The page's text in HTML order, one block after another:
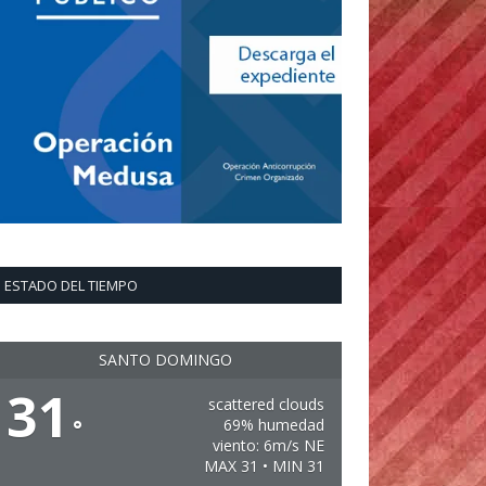
ESTADO DEL TIEMPO
SANTO DOMINGO
31 °
scattered clouds
69% humedad
viento: 6m/s NE
MAX 31 • MIN 31